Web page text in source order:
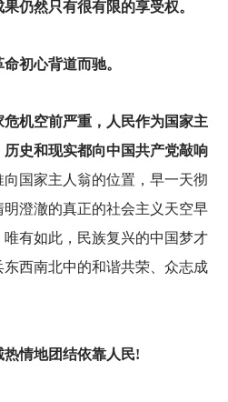
仍然只有很有限的享受权。
初心背道而驰。
机空前严重，人民作为国家主
史和现实都向中国共产党敲响
国家主人翁的位置，早一天彻
澄澈的真正的社会主义天空早
有如此，民族复兴的中国梦才
西南北中的和谐共荣、众志成
情地团结依靠人民!